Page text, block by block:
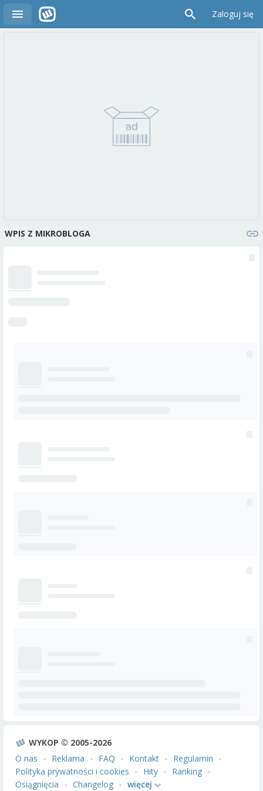
Zaloguj się
WPIS Z MIKROBLOGA
WYKOP © 2005-2026
O nas
Reklama FAQ Kontakt
Regulamin
Polityka prywatności i cookies
Hity
Ranking
Osiągnięcia
Changelog więcej